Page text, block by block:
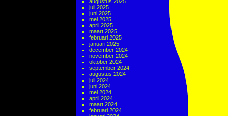
juli 2025
juni 2025
mei 2025
april 2025
maart 2025
februari 2025
januari 2025
december 2024
november 2024
oktober 2024
september 2024
augustus 2024
juli 2024
juni 2024
mei 2024
april 2024
maart 2024
februari 2024